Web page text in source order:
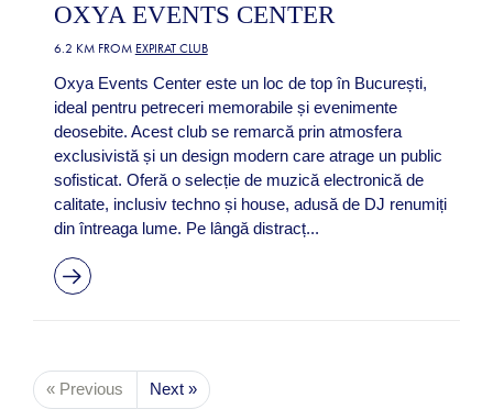
OXYA EVENTS CENTER
6.2 KM FROM EXPIRAT CLUB
Oxya Events Center este un loc de top în București,
ideal pentru petreceri memorabile și evenimente
deosebite. Acest club se remarcă prin atmosfera
exclusivistă și un design modern care atrage un public
sofisticat. Oferă o selecție de muzică electronică de
calitate, inclusiv techno și house, adusă de DJ renumiți
din întreaga lume. Pe lângă distracț...
« Previous Next »